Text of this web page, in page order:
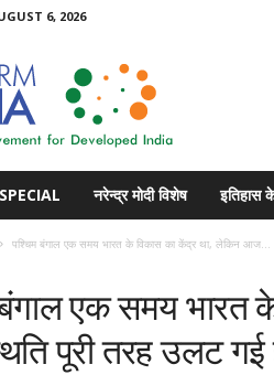
6, 2026
नरेन्द्र मोदी विशेष इतिहास
पश्चिम बंगाल एक समय भारत के विकास का केंद्र था, लेकिन आज...
एक समय भारत
पूरी तरह उलट गई